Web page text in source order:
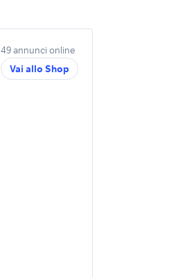
49 annunci online
Vai allo Shop